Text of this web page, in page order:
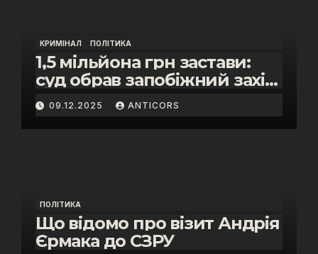
КРИМІНАЛ ПОЛІТИКА
1,5 мільйона грн застави:
суд обрав запобіжний захід
помічнику нардепки Анни
Скороход у справі про
«санкційний підкуп»
09.12.2025 ANTICORS
ПОЛІТИКА
Що відомо про візит Андрія
Єрмака до СЗРУ